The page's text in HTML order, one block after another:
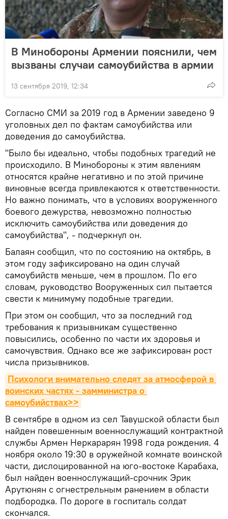
В Минобороны Армении пояснили, чем
вызваны случаи самоубийства в армии
13 сентября 2019, 12:34
Согласно СМИ за 2019 год в Армении заведено 9
уголовных дел по фактам самоубийства или
доведения до самоубийства.
"Было бы идеально, чтобы подобных трагедий не
происходило. В Минобороны к этим явлениям
относятся крайне негативно и по этой причине
виновные всегда привлекаются к ответственности.
Но важно понимать, что в условиях вооруженного
боевого дежурства, невозможно полностью
исключить самоубийства или доведения до
самоубийства", - подчеркнул он.
Балаян сообщил, что по состоянию на октябрь, в
этом году зафиксировано на один случай
самоубийств меньше, чем в прошлом. По его
словам, руководство Вооруженных сил пытается
свести к минимуму подобные трагедии.
При этом он сообщил, что за последний год
требования к призывникам существенно
повысились, особенно по части их здоровья и
самочувствия. Однако все же зафиксирован рост
числа призывников.
Психологи внимательно следят за атмосферой в
воинских частях - замминистра о
самоубийствах>>
В сентябре в одном из сел Тавушской области был
найден повешенным военнослужащий контрактной
службы Армен Неркарарян 1998 года рождения. 4
ноября около 19:30 в оружейной комнате воинской
части, дислоцированной на юго-востоке Карабаха,
был найден военнослужащий-срочник Эрик
Арутюнян с огнестрельным ранением в области
подбородка. По дороге в госпиталь солдат
скончался.